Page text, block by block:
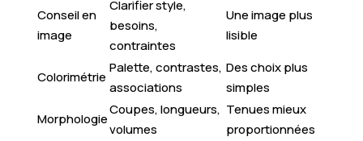
Conseil en
image
Clarifier style,
besoins,
contraintes
Une image plus
lisible
Colorimétrie
Palette, contrastes,
associations
Des choix plus
simples
Morphologie
Coupes, longueurs,
volumes
Tenues mieux
proportionnées